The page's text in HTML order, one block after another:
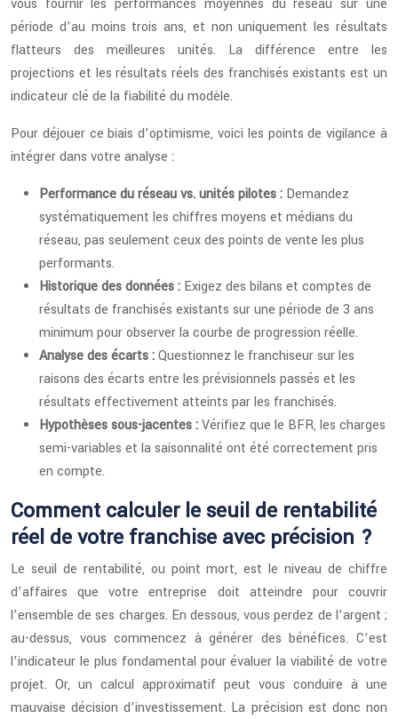
vous fournir les performances moyennes du réseau sur une
période d’au moins trois ans, et non uniquement les résultats
flatteurs des meilleures unités. La différence entre les
projections et les résultats réels des franchisés existants est un
indicateur clé de la fiabilité du modèle.
Pour déjouer ce biais d’optimisme, voici les points de vigilance à
intégrer dans votre analyse :
Performance du réseau vs. unités pilotes : Demandez
systématiquement les chiffres moyens et médians du
réseau, pas seulement ceux des points de vente les plus
performants.
Historique des données : Exigez des bilans et comptes de
résultats de franchisés existants sur une période de 3 ans
minimum pour observer la courbe de progression réelle.
Analyse des écarts :Questionnez le franchiseur sur les
raisons des écarts entre les prévisionnels passés et les
résultats effectivement atteints par les franchisés.
Hypothèses sous-jacentes :Vérifiez que le BFR, les charges
semi-variables et la saisonnalité ont été correctement pris
en compte.
Comment calculer le seuil de rentabilité
réel de votre franchise avec précision ?
Le seuil de rentabilité, ou point mort, est le niveau de chiffre
d’affaires que votre entreprise doit atteindre pour couvrir
l’ensemble de ses charges. En dessous, vous perdez de l’argent ;
au-dessus, vous commencez à générer des bénéfices. C’est
l’indicateur le plus fondamental pour évaluer la viabilité de votre
projet. Or, un calcul approximatif peut vous conduire à une
mauvaise décision d’investissement. La précision est donc non